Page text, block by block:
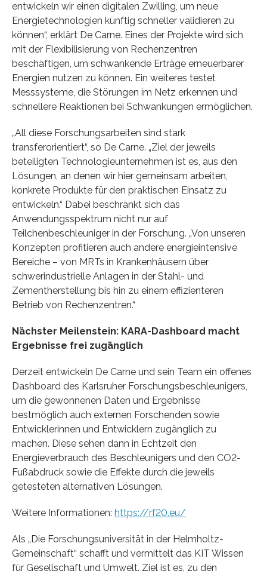
entwickeln wir einen digitalen Zwilling, um neue
Energietechnologien künftig schneller validieren zu
können“, erklärt De Carne. Eines der Projekte wird sich
mit der Flexibilisierung von Rechenzentren
beschäftigen, um schwankende Erträge erneuerbarer
Energien nutzen zu können. Ein weiteres testet
Messsysteme, die Störungen im Netz erkennen und
schnellere Reaktionen bei Schwankungen ermöglichen.
„All diese Forschungsarbeiten sind stark
transferorientiert“, so De Carne. „Ziel der jeweils
beteiligten Technologieunternehmen ist es, aus den
Lösungen, an denen wir hier gemeinsam arbeiten,
konkrete Produkte für den praktischen Einsatz zu
entwickeln.“ Dabei beschränkt sich das
Anwendungsspektrum nicht nur auf
Teilchenbeschleuniger in der Forschung. „Von unseren
Konzepten profitieren auch andere energieintensive
Bereiche – von MRTs in Krankenhäusern über
schwerindustrielle Anlagen in der Stahl- und
Zementherstellung bis hin zu einem effizienteren
Betrieb von Rechenzentren.“
Nächster Meilenstein: KARA-Dashboard macht
Ergebnisse frei zugänglich
Derzeit entwickeln De Carne und sein Team ein offenes
Dashboard des Karlsruher Forschungsbeschleunigers,
um die gewonnenen Daten und Ergebnisse
bestmöglich auch externen Forschenden sowie
Entwicklerinnen und Entwicklern zugänglich zu
machen. Diese sehen dann in Echtzeit den
Energieverbrauch des Beschleunigers und den CO2-
Fußabdruck sowie die Effekte durch die jeweils
getesteten alternativen Lösungen.
Weitere Informationen: https://rf20.eu/
Als „Die Forschungsuniversität in der Helmholtz-
Gemeinschaft“ schafft und vermittelt das KIT Wissen
für Gesellschaft und Umwelt. Ziel ist es, zu den